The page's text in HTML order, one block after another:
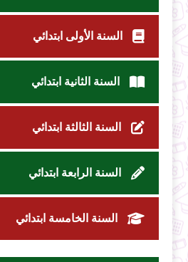
السنة الأولى ابتدائي
السنة الثانية ابتدائي
السنة الثالثة ابتدائي
السنة الرابعة ابتدائي
السنة الخامسة ابتدائي